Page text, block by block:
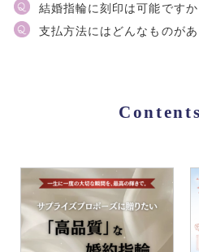
結婚指輪に刻印は可能ですか
支払方法にはどんなものがあ